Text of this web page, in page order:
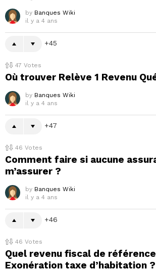
by Banques Wiki
il y a 4 ans
45
47 Votes
Où trouver Relève 1 Revenu
by Banques Wiki
il y a 4 ans
47
46 Votes
Comment faire si aucune
m’assurer ?
by Banques Wiki
il y a 4 ans
46
46 Votes
Quel revenu fiscal de
Exonération taxe d’habitation ?